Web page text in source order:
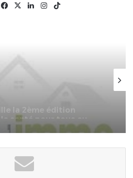
WebsiteFacebook
X LinkedinInstagram
–
2026 du Salon
et de l’habitat